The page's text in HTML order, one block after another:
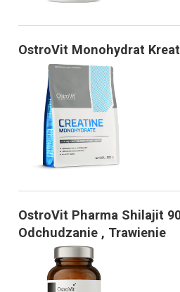
OstroVit Monohydrat
OstroVit Pharma Shilajit
Odchudzanie , Trawienie